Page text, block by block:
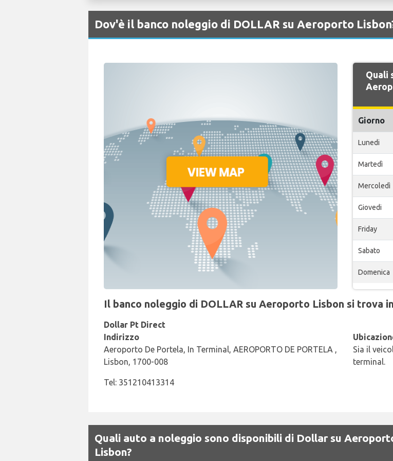
Dov'è il banco noleggio di DOLLAR su Aeroporto
Quali
Giorno
Lunedi
Martedì
Mercoledì
Giovedi
Friday
Sabato
Domenica
Il banco noleggio di DOLLAR su Aeroporto Lisbon si trova
Dollar Pt Direct
Indirizzo
Aeroporto De Portela, In Terminal, AEROPORTO DE PORTELA ,
Lisbon, 1700-008
Tel: 351210413314
Sia il
terminal.
Quali auto a noleggio sono disponibili di Dollar su
Lisbon?